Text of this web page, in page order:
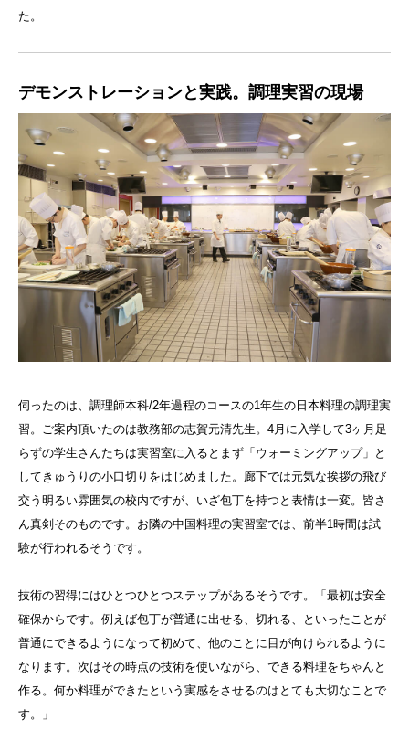
た。
デモンストレーションと実践。調理実習の現場
伺ったのは、調理師本科/2年過程のコースの1年生の日本料理の調理実
習。ご案内頂いたのは教務部の志賀元清先生。4月に入学して3ヶ月足
らずの学生さんたちは実習室に入るとまず「ウォーミングアップ」と
してきゅうりの小口切りをはじめました。廊下では元気な挨拶の飛び
交う明るい雰囲気の校内ですが、いざ包丁を持つと表情は一変。皆さ
ん真剣そのものです。お隣の中国料理の実習室では、前半1時間は試
験が行われるそうです。
技術の習得にはひとつひとつステップがあるそうです。「最初は安全
確保からです。例えば包丁が普通に出せる、切れる、といったことが
普通にできるようになって初めて、他のことに目が向けられるように
なります。次はその時点の技術を使いながら、できる料理をちゃんと
作る。何か料理ができたという実感をさせるのはとても大切なことで
す。」